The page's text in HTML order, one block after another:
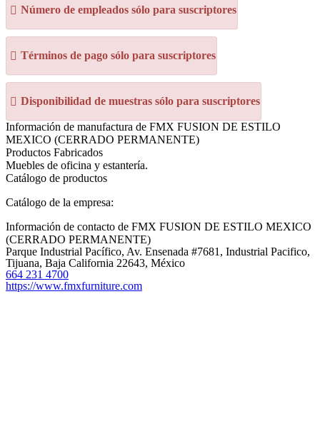
Número de empleados sólo para suscriptores
Términos de pago sólo para suscriptores
Disponibilidad de muestras sólo para suscriptores
Información de manufactura de FMX FUSION DE ESTILO
MEXICO (CERRADO PERMANENTE)
Productos Fabricados
Muebles de oficina y estantería.
Catálogo de productos
Catálogo de la empresa:
Información de contacto de FMX FUSION DE ESTILO MEXICO
(CERRADO PERMANENTE)
Parque Industrial Pacífico, Av. Ensenada #7681, Industrial Pacifico,
Tijuana, Baja California 22643, México
664 231 4700
https://www.fmxfurniture.com